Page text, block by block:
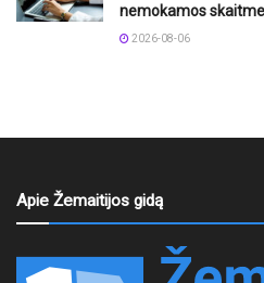
nemokamos
2026-08-06
Apie Žemaitijos gidą